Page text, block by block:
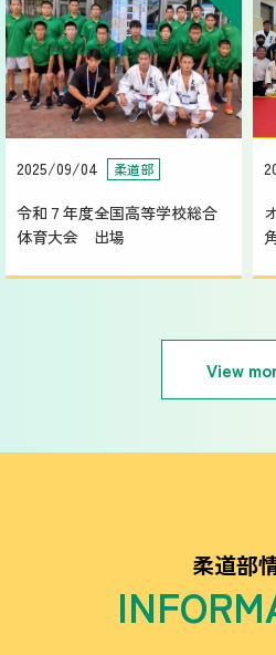
2025/09/04 柔道部
令和７年度全国高等学校総合
体育大会 出場
View
柔道部